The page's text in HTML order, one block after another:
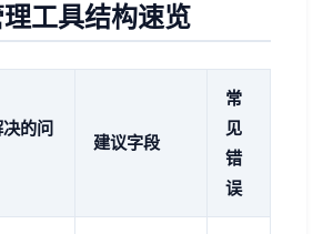
工具结构速览
的问
建议字段
常
见
错
误